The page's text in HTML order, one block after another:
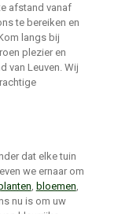
afstand vanaf
te bereiken en
langs bij
plezier en
van Leuven. Wij
dat elke tuin
we ernaar om
bloemen
nu is om uw